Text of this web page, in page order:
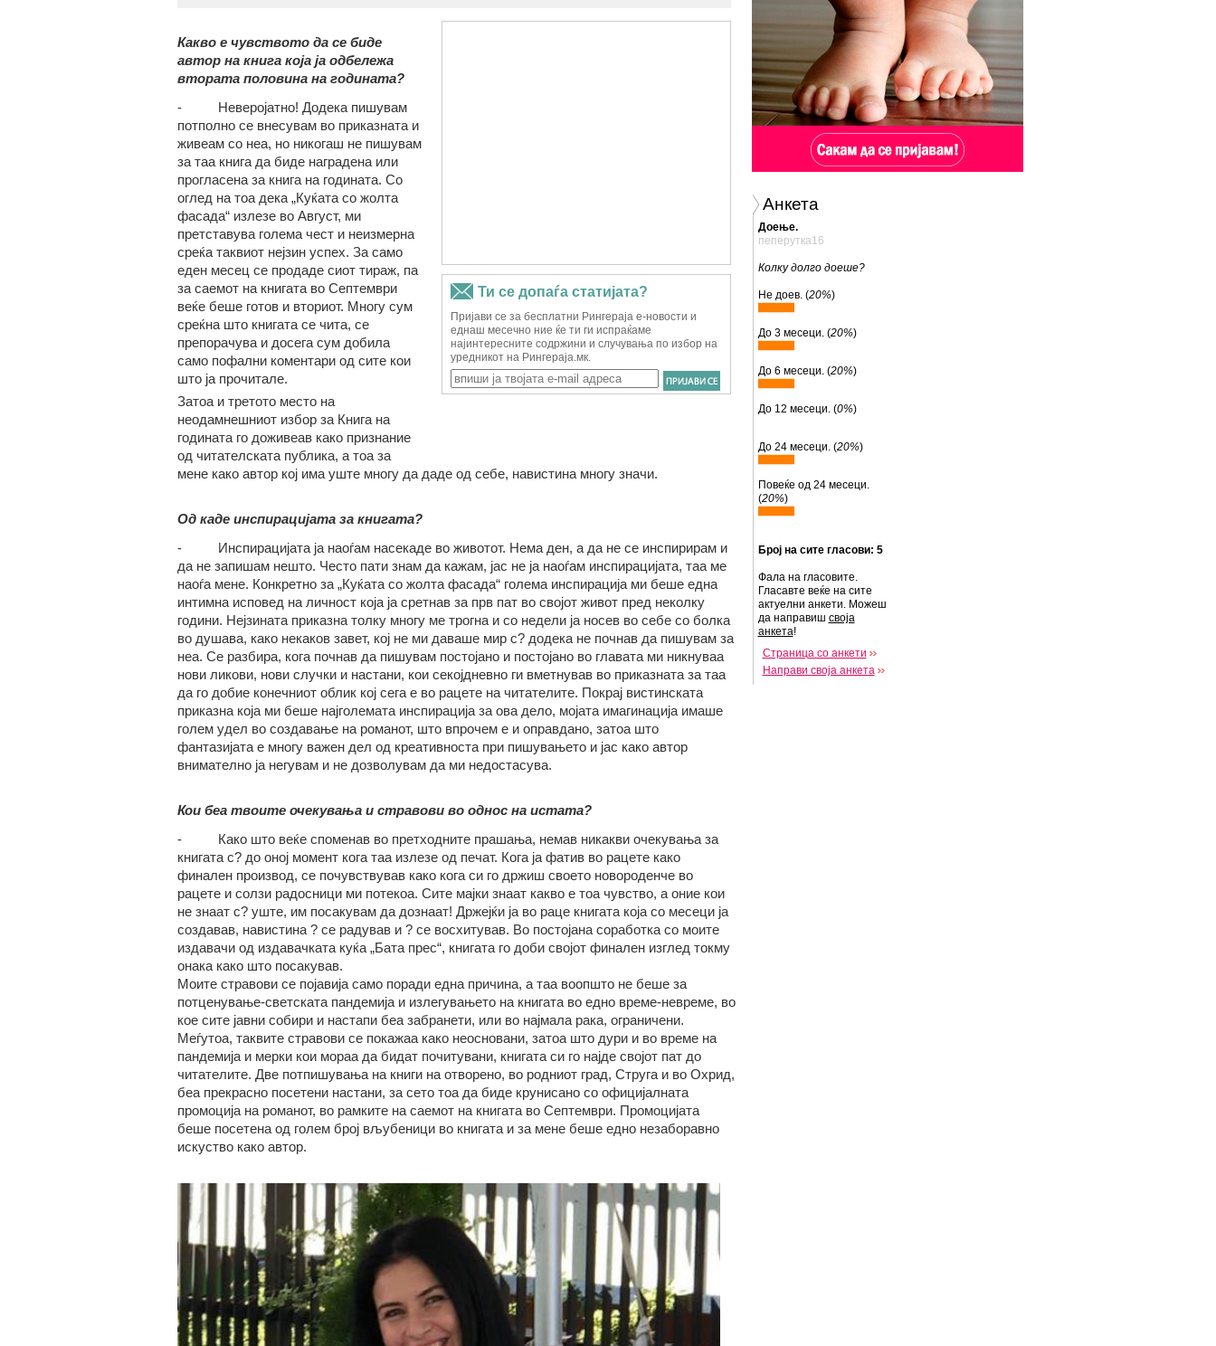
Какво е чувството да се биде
автор на книга која ја одбележа
втората половина на годината?
- Неверојатно! Додека пишувам
потполно се внесувам во приказната и
живеам со неа, но никогаш не пишувам
за таа книга да биде наградена или
прогласена за книга на годината. Со
оглед на тоа дека „Куќата со жолта
фасада“ излезе во Август, ми
претставува голема чест и неизмерна
среќа таквиот нејзин успех. За само
еден месец се продаде сиот тираж, па
за саемот на книгата во Септември
веќе беше готов и вториот. Многу сум
среќна што книгата се чита, се
препорачува и досега сум добила
само пофални коментари од сите кои
што ја прочитале.
Затоа и третото место на
неодамнешниот избор за Книга на
годината го доживеав како признание
од читателската публика, а тоа за
мене како автор кој има уште многу да даде од себе, навистина многу значи.
Од каде инспирацијата за книгата?
- Инспирацијата ја наоѓам насекаде во животот. Нема ден, а да не се инспирирам и
да не запишам нешто. Често пати знам да кажам, јас не ја наоѓам инспирацијата, таа ме
наоѓа мене. Конкретно за „Куќата со жолта фасада“ голема инспирација ми беше една
интимна исповед на личност која ја сретнав за прв пат во својот живот пред неколку
години. Нејзината приказна толку многу ме трогна и со недели ја носев во себе со болка
во душава, како некаков завет, кој не ми даваше мир с? додека не почнав да пишувам за
неа. Се разбира, кога почнав да пишувам постојано и постојано во главата ми никнуваа
нови ликови, нови случки и настани, кои секојдневно ги вметнував во приказната за таа
да го добие конечниот облик кој сега е во рацете на читателите. Покрај вистинската
приказна која ми беше најголемата инспирација за ова дело, мојата имагинација имаше
голем удел во создавање на романот, што впрочем е и оправдано, затоа што
фантазијата е многу важен дел од креативноста при пишувањето и јас како автор
внимателно ја негувам и не дозволувам да ми недостасува.
Кои беа твоите очекувања и стравови во однос на истата?
- Како што веќе споменав во претходните прашања, немав никакви очекувања за
книгата с? до оној момент кога таа излезе од печат. Кога ја фатив во рацете како
финален производ, се почувствував како кога си го држиш своето новороденче во
рацете и солзи радосници ми потекоа. Сите мајки знаат какво е тоа чувство, а оние кои
не знаат с? уште, им посакувам да дознаат! Држејќи ја во раце книгата која со месеци ја
создавав, навистина ? се радував и ? се восхитував. Во постојана соработка со моите
издавачи од издавачката куќа „Бата прес“, книгата го доби својот финален изглед токму
онака како што посакував.
Моите стравови се појавија само поради една причина, а таа воопшто не беше за
потценување-светската пандемија и излегувањето на книгата во едно време-невреме, во
кое сите јавни собири и настапи беа забранети, или во најмала рака, ограничени.
Меѓутоа, таквите стравови се покажаа како неосновани, затоа што дури и во време на
пандемија и мерки кои мораа да бидат почитувани, книгата си го најде својот пат до
читателите. Две потпишувања на книги на отворено, во родниот град, Струга и во Охрид,
беа прекрасно посетени настани, за сето тоа да биде крунисано со официјалната
промоција на романот, во рамките на саемот на книгата во Септември. Промоцијата
беше посетена од голем број вљубеници во книгата и за мене беше едно незаборавно
искуство како автор.
Анкета
Доење.
пеперутка16
Колку долго доеше?
Не доев. (20%)
До 3 месеци. (20%)
До 6 месеци. (20%)
До 12 месеци. (0%)
До 24 месеци. (20%)
Повеќе од 24 месеци.
(20%)
Број на сите гласови: 5
Фала на гласовите.
Гласавте веќе на сите
актуелни анкети. Можеш
да направиш своја
анкета!
Страница со анкети
Направи своја анкета